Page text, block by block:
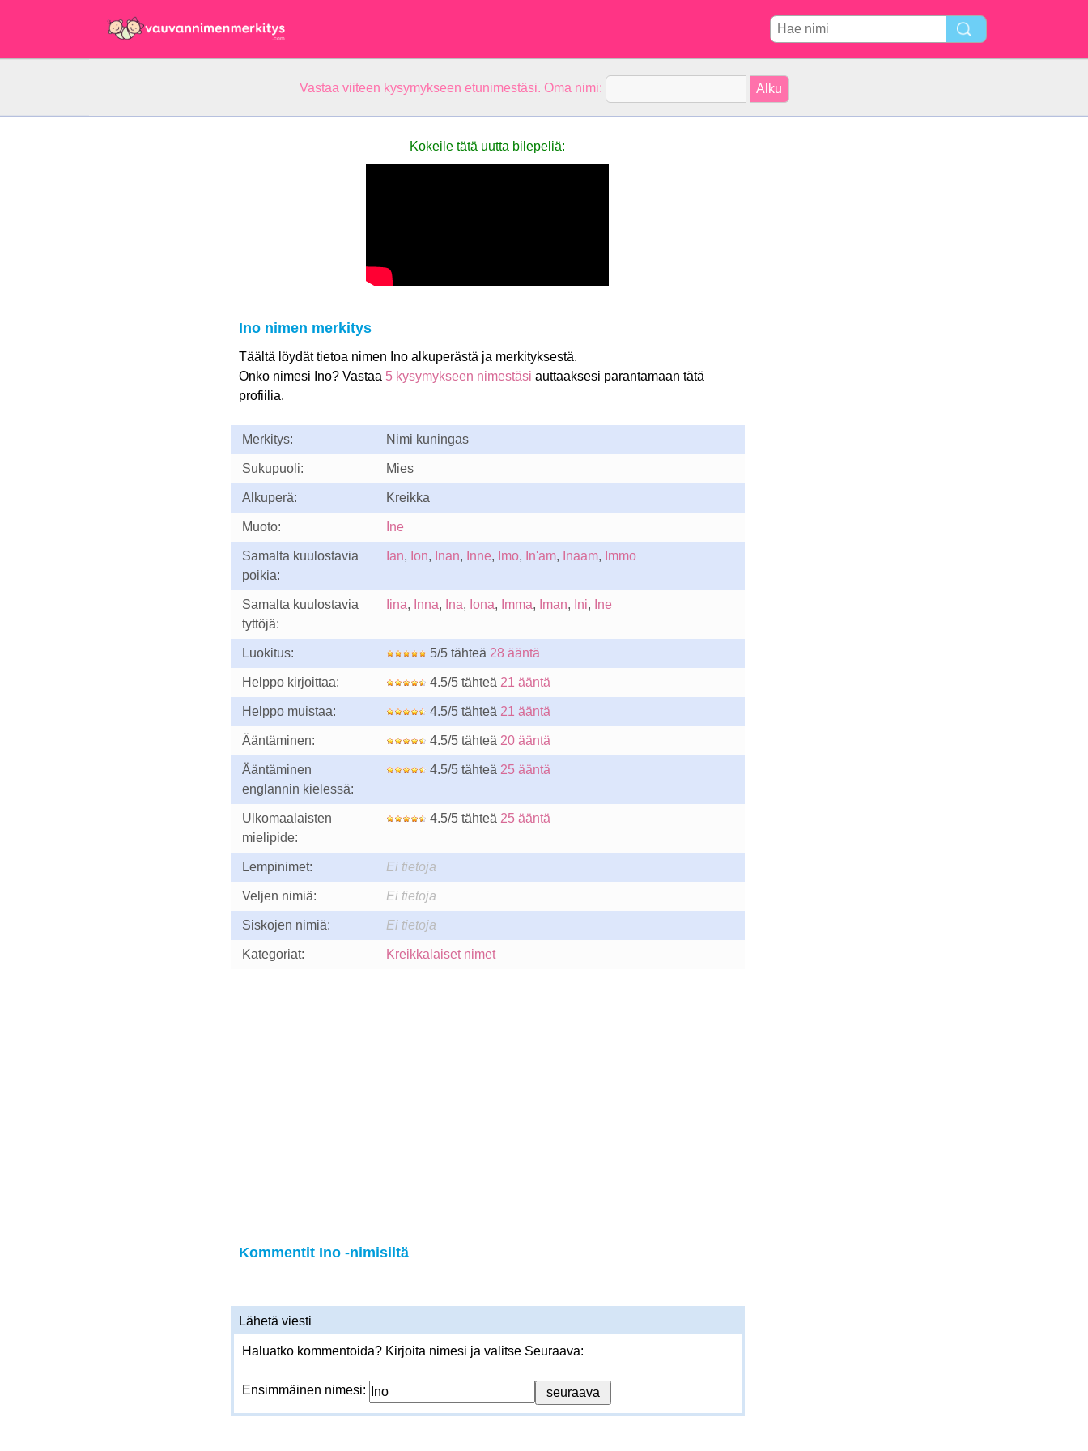
Vastaa viiteen kysymykseen etunimestäsi. Oma nimi:
Kokeile tätä uutta bilepeliä:
Ino nimen merkitys
Täältä löydät tietoa nimen Ino alkuperästä ja merkityksestä.
Onko nimesi Ino? Vastaa 5 kysymykseen nimestäsi auttaaksesi parantamaan tätä
profiilia.
Merkitys: Nimi kuningas
Sukupuoli: Mies
Alkuperä: Kreikka
Muoto: Ine
Samalta kuulostavia
poikia:
Ian, Ion, Inan, Inne, Imo, In'am, Inaam, Immo
Samalta kuulostavia
tyttöjä:
Iina, Inna, Ina, Iona, Imma, Iman, Ini, Ine
Luokitus: 5/5 tähteä 28 ääntä
Helppo kirjoittaa: 4.5/5 tähteä 21 ääntä
Helppo muistaa: 4.5/5 tähteä 21 ääntä
Ääntäminen: 4.5/5 tähteä 20 ääntä
Ääntäminen
englannin kielessä:
4.5/5 tähteä 25 ääntä
Ulkomaalaisten
mielipide:
4.5/5 tähteä 25 ääntä
Lempinimet: Ei tietoja
Veljen nimiä: Ei tietoja
Siskojen nimiä: Ei tietoja
Kategoriat: Kreikkalaiset nimet
Kommentit Ino -nimisiltä
Lähetä viesti
Haluatko kommentoida? Kirjoita nimesi ja valitse Seuraava:
Ensimmäinen nimesi: